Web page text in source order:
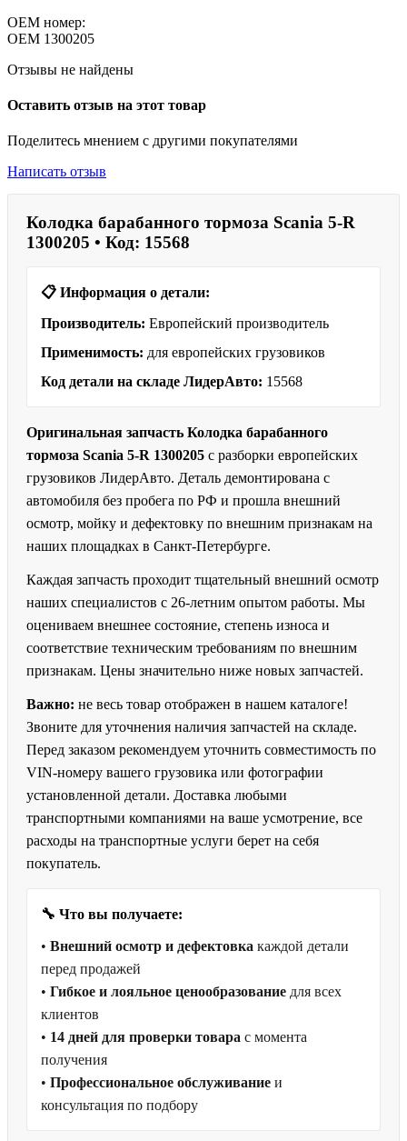
OEM номер:
OEM 1300205
Отзывы не найдены
Оставить отзыв на этот товар
Поделитесь мнением с другими покупателями
Написать отзыв
Колодка барабанного тормоза Scania 5-R
1300205 • Код: 15568
📋 Информация о детали:
Производитель: Европейский производитель
Применимость: для европейских грузовиков
Код детали на складе ЛидерАвто: 15568
Оригинальная запчасть Колодка барабанного
тормоза Scania 5-R 1300205 с разборки европейских
грузовиков ЛидерАвто. Деталь демонтирована с
автомобиля без пробега по РФ и прошла внешний
осмотр, мойку и дефектовку по внешним признакам на
наших площадках в Санкт-Петербурге.
Каждая запчасть проходит тщательный внешний осмотр
наших специалистов с 26-летним опытом работы. Мы
оцениваем внешнее состояние, степень износа и
соответствие техническим требованиям по внешним
признакам. Цены значительно ниже новых запчастей.
Важно: не весь товар отображен в нашем каталоге!
Звоните для уточнения наличия запчастей на складе.
Перед заказом рекомендуем уточнить совместимость по
VIN-номеру вашего грузовика или фотографии
установленной детали. Доставка любыми
транспортными компаниями на ваше усмотрение, все
расходы на транспортные услуги берет на себя
покупатель.
🔧 Что вы получаете:
• Внешний осмотр и дефектовка каждой детали
перед продажей
• Гибкое и лояльное ценообразование для всех
клиентов
• 14 дней для проверки товара с момента
получения
• Профессиональное обслуживание и
консультация по подбору